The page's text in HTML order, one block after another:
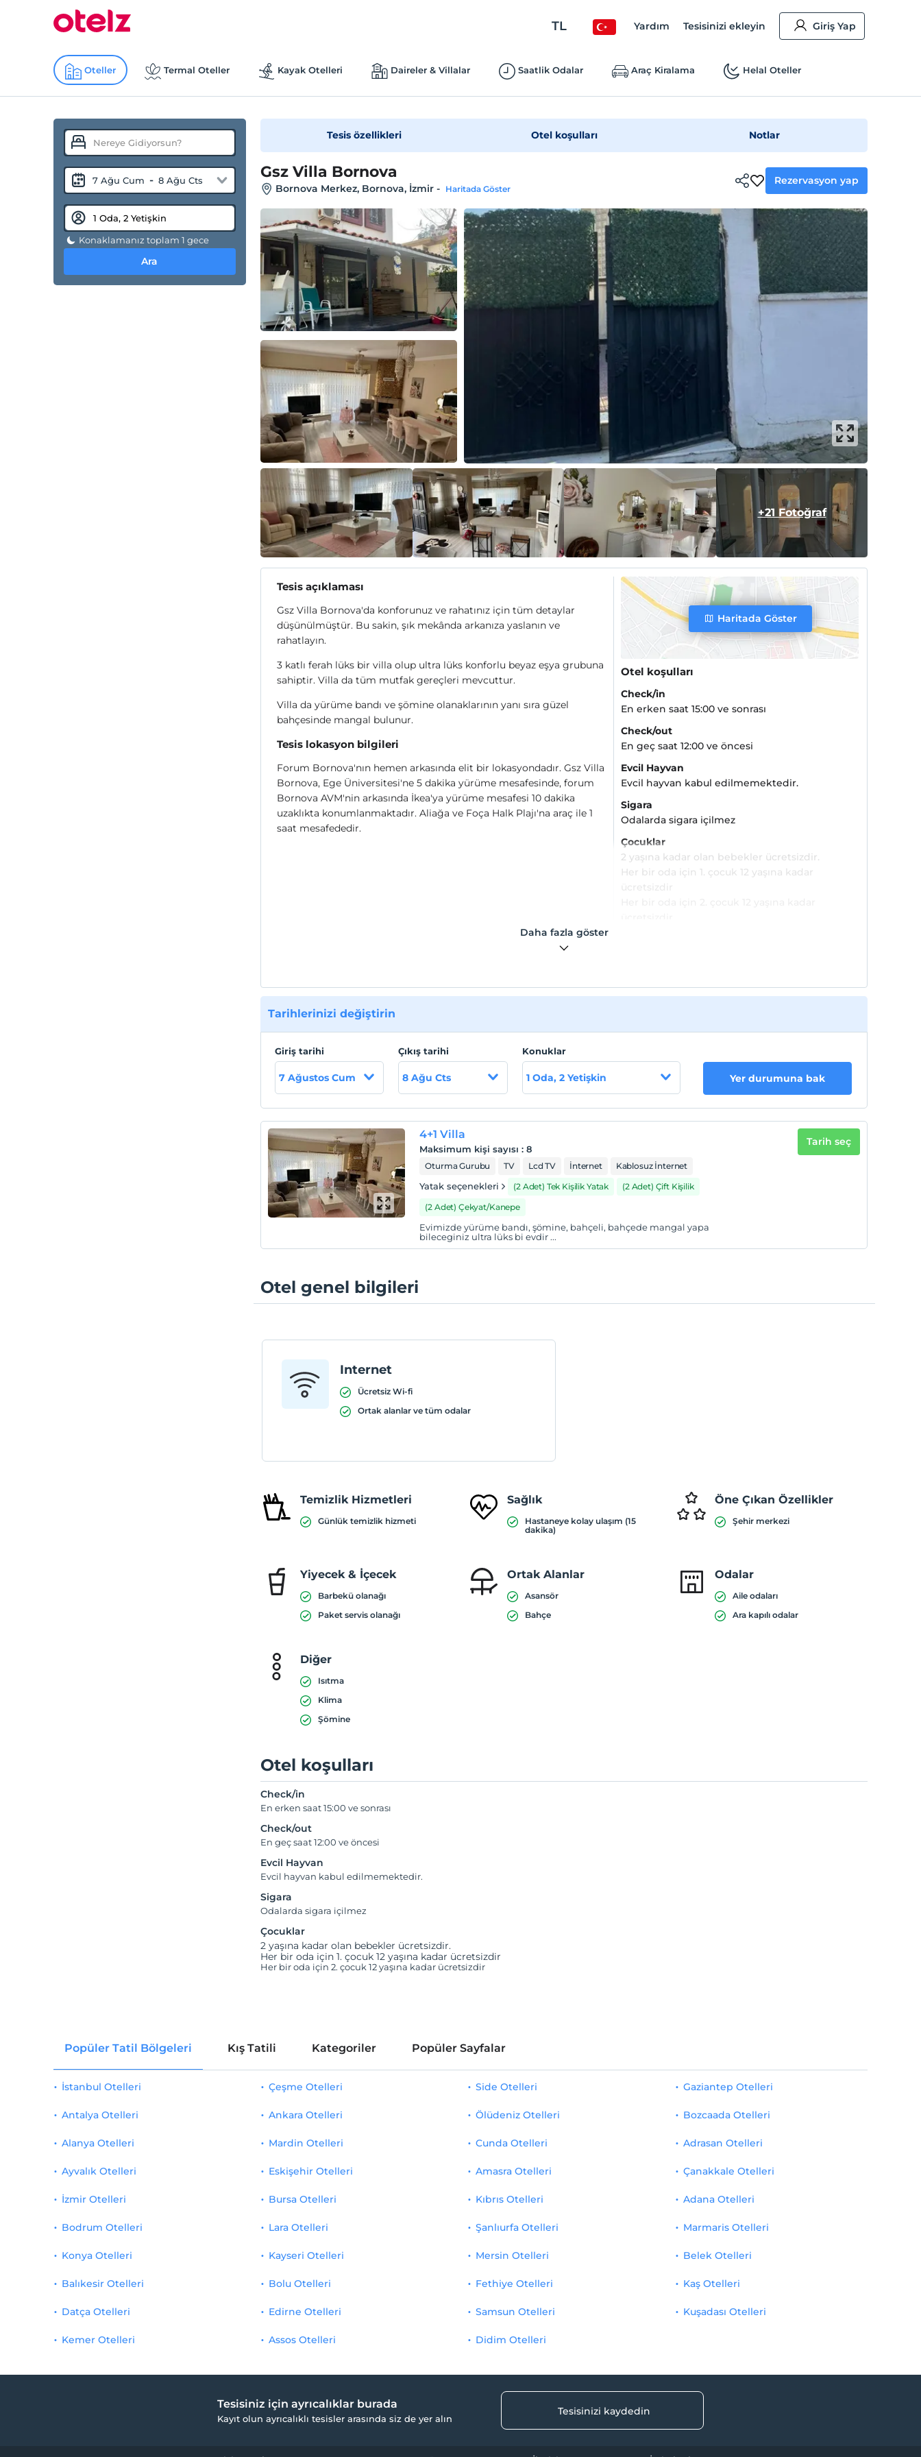
TL Yardım Tesisinizi ekleyin Giriş Yap
Oteller Termal Oteller Kayak Otelleri Daireler & Villalar Saatlik Odalar Araç Kiralama Helal Oteller
7 Ağu Cum - 8 Ağu Cts
Konaklamanız toplam 1 gece
Ara
Tesis özellikleri Otel koşulları Notlar
Gsz Villa Bornova
Bornova Merkez, Bornova, İzmir- Haritada Göster
Rezervasyon yap
+21 Fotoğraf
Tesis açıklaması
Gsz Villa Bornova'da konforunuz ve rahatınız için tüm detaylar
düşünülmüştür. Bu sakin, şık mekânda arkanıza yaslanın ve
rahatlayın.
3 katlı ferah lüks bir villa olup ultra lüks konforlu beyaz eşya grubuna
sahiptir. Villa da tüm mutfak gereçleri mevcuttur.
Villa da yürüme bandı ve şömine olanaklarının yanı sıra güzel
bahçesinde mangal bulunur.
Tesis lokasyon bilgileri
Forum Bornova'nın hemen arkasında elit bir lokasyondadır. Gsz Villa
Bornova, Ege Üniversitesi'ne 5 dakika yürüme mesafesinde, forum
Bornova AVM'nin arkasında İkea'ya yürüme mesafesi 10 dakika
uzaklıkta konumlanmaktadır. Aliağa ve Foça Halk Plajı'na araç ile 1
saat mesafededir.
Haritada Göster
Otel koşulları
Check/in
En erken saat 15:00 ve sonrası
Check/out
En geç saat 12:00 ve öncesi
Evcil Hayvan
Evcil hayvan kabul edilmemektedir.
Sigara
Odalarda sigara içilmez
Çocuklar
2 yaşına kadar olan bebekler ücretsizdir.
Her bir oda için 1. çocuk 12 yaşına kadar
ücretsizdir
Daha fazla göster
Tarihlerinizi değiştirin
Giriş tarihi
7 Ağustos Cum
Çıkış tarihi
8 Ağu Cts
Konuklar
1 Oda, 2 Yetişkin Yer durumuna bak
4+1 Villa
Maksimum kişi sayısı :8
Oturma Gurubu TV Lcd TV İnternet Kablosuz İnternet
Yatak seçenekleri (2 Adet) Tek Kişilik Yatak
(2 Adet) Çift Kişilik
(2 Adet) Çekyat/Kanepe
Evimizde yürüme bandı, şömine, bahçeli, bahçede mangal yapa
bileceginiz ultra lüks bi evdir ...
Tarih seç
Otel genel bilgileri
Internet
Ücretsiz Wi-fi
Ortak alanlar ve tüm odalar
Temizlik Hizmetleri
Günlük temizlik hizmeti
Sağlık
Hastaneye kolay ulaşım (15
dakika)
Öne Çıkan Özellikler
Şehir merkezi
Yiyecek & İçecek
Barbekü olanağı
Paket servis olanağı
Ortak Alanlar
Asansör
Bahçe
Odalar
Aile odaları
Ara kapılı odalar
Diğer
Isıtma
Klima
Şömine
Otel koşulları
Check/in
En erken saat 15:00 ve sonrası
Check/out
En geç saat 12:00 ve öncesi
Evcil Hayvan
Evcil hayvan kabul edilmemektedir.
Sigara
Odalarda sigara içilmez
Çocuklar
2 yaşına kadar olan bebekler ücretsizdir.
Her bir oda için 1. çocuk 12 yaşına kadar ücretsizdir
Her bir oda için 2. çocuk 12 yaşına kadar ücretsizdir
Popüler Tatil Bölgeleri Kış Tatili Kategoriler Popüler Sayfalar
İstanbul Otelleri
Antalya Otelleri
Alanya Otelleri
Ayvalık Otelleri
İzmir Otelleri
Çeşme Otelleri
Ankara Otelleri
Mardin Otelleri
Eskişehir Otelleri
Bursa Otelleri
Side Otelleri
Ölüdeniz Otelleri
Cunda Otelleri
Amasra Otelleri
Kıbrıs Otelleri
Gaziantep Otelleri
Bozcaada Otelleri
Adrasan Otelleri
Çanakkale Otelleri
Adana Otelleri
Bodrum Otelleri
Konya Otelleri
Balıkesir Otelleri
Datça Otelleri
Kemer Otelleri
Lara Otelleri
Kayseri Otelleri
Bolu Otelleri
Edirne Otelleri
Assos Otelleri
Şanlıurfa Otelleri
Mersin Otelleri
Fethiye Otelleri
Samsun Otelleri
Didim Otelleri
Marmaris Otelleri
Belek Otelleri
Kaş Otelleri
Kuşadası Otelleri
Tesisiniz için ayrıcalıklar burada
Kayıt olun ayrıcalıklı tesisler arasında siz de yer alın
Tesisinizi kaydedin